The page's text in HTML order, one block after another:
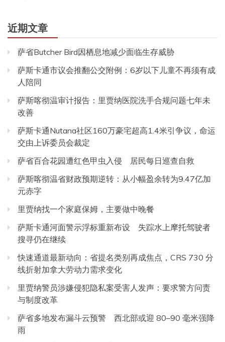
近期文章
萨省Butcher Bird因栖息地减少面临生存威胁
萨斯卡通市议会推翻公交附例：6岁以下儿童不再须有成
人陪同
萨斯喀彻温审计报告：里贾纳医院洗手合规问题七年未
改善
萨斯卡通Nutana社区160万豪宅超高1.4米引争议，命运
交由上诉委员会裁定
萨省百合花园遭红色甲虫入侵 居民每日巡查自救
萨斯喀彻温省财政预期逆转：从小幅盈余转为9.47亿加
元赤字
里贾纳找一个家庭保姆，主要做中晚餐
萨斯卡通河面警示浮标重新布设 失踪水上摩托驾驶者
搜寻仍在继续
快速通道最新动向：省提名类别再成焦点，CRS 730 分
线折射加拿大劳动力需求变化
里贾纳警员涉嫌侵犯隐私案受害人发声：要求警方问责
与制度改革
萨省多地发布漏斗云预警 西北部或迎 80–90 毫米强降
雨